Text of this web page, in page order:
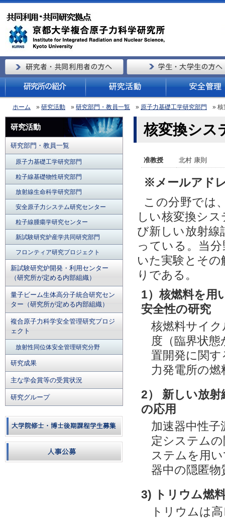
ホーム » 研究活動 » 研究部門・教員一覧 » 原子力基礎工学研究部門 »
研究活動
研究部門・教員一覧
原子力基礎工学研究部門
粒子線基礎物性研究部門
放射線生命科学研究部門
安全原子力システム研究センター
粒子線腫瘍学研究センター
新試験研究炉産学共同研究部門
フロンティア研究プロジェクト
新試験研究炉開発・利用センター
（研究所が定める内部組織）
量子ビーム生体高分子統合研究セン
ター（研究所が定める内部組織）
複合原子力科学安全管理研究プロジ
ェクト
放射性同位体安全管理研究分野
研究成果
主な学会賞等の受賞状況
研究グループ
核変換シ
准教授 北村 康則
※メールアド
この分野では
しい核変換シ
び新しい放射線
っている。当
いた実験とそ
りである。
1）核燃料を用
安全性の研究
核燃料サイ
度（臨界状
置開発に関
力発電所の
2） 新しい放
の応用
加速器中性
定システム
ステムを用
器中の隠匿
3) トリウム燃
トリウムは